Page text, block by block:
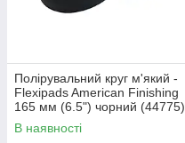
Полірувальний круг м'який -
Flexipads American Finishing
165 мм (6.5") чорний (44775)
В наявності